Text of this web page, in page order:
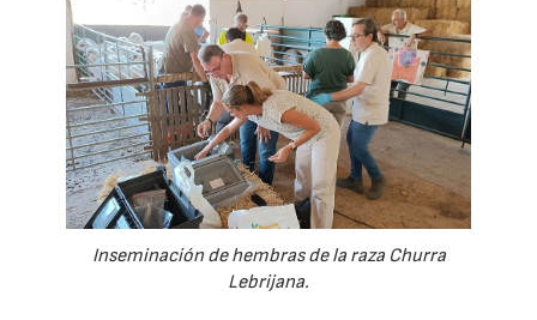
Inseminación de hembras de la raza Churra
Lebrijana.